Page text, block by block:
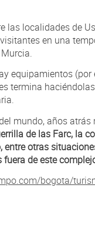
las localidades de
en una
equipamientos (por
termina
mundo, años
de las Farc, la
otras
de este
bogota/